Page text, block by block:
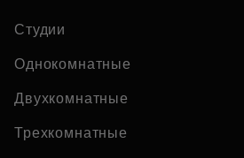
Студии
Однокомнатные
Двухкомнатные
Трехкомнатные